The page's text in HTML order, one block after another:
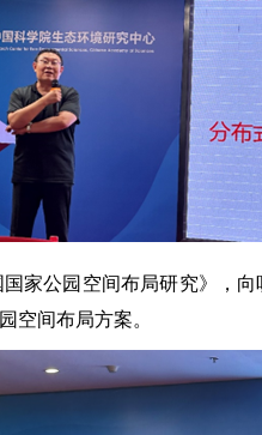
家公园空间布局研究》，
空间布局方案。